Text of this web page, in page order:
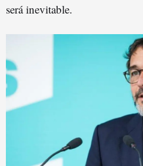
será inevitable.